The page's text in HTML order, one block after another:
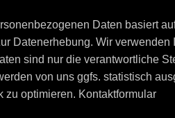
Daten basiert
Datenerhebung. Wir
sind nur die verantwortliche
von uns ggfs. statistisch
zu optimieren. Kontaktformular